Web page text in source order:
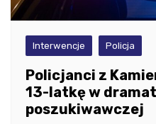
Interwencje Policja
Policjanci z
13-latkę w
poszukiwawczej